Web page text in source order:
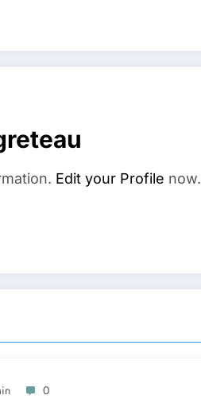
Edit your Profile now.
0